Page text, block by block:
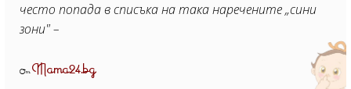
често попада в списъка на така наречените „сини
зони" –
ОтMama24.bg